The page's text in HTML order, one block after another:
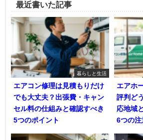
最近書いた記事
暮らしと生活
エアコン修理は見積もりだけ
でも大丈夫？出張費・キャン
セル料の仕組みと確認すべき
5つのポイント
エアホ
評判ど
応地域
6つの注